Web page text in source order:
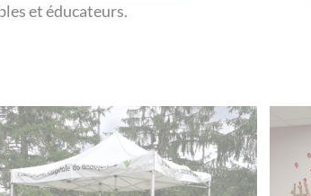
et éducateurs.